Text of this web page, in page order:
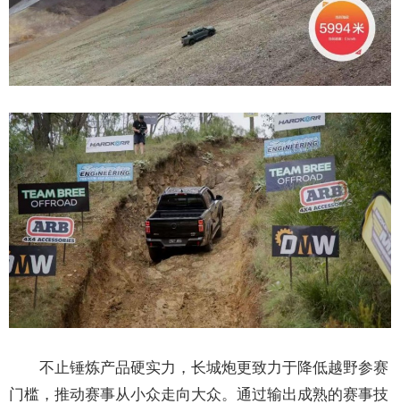
不止锤炼产品硬实力，长城炮更致力于降低越野参赛
门槛，推动赛事从小众走向大众。通过输出成熟的赛事技